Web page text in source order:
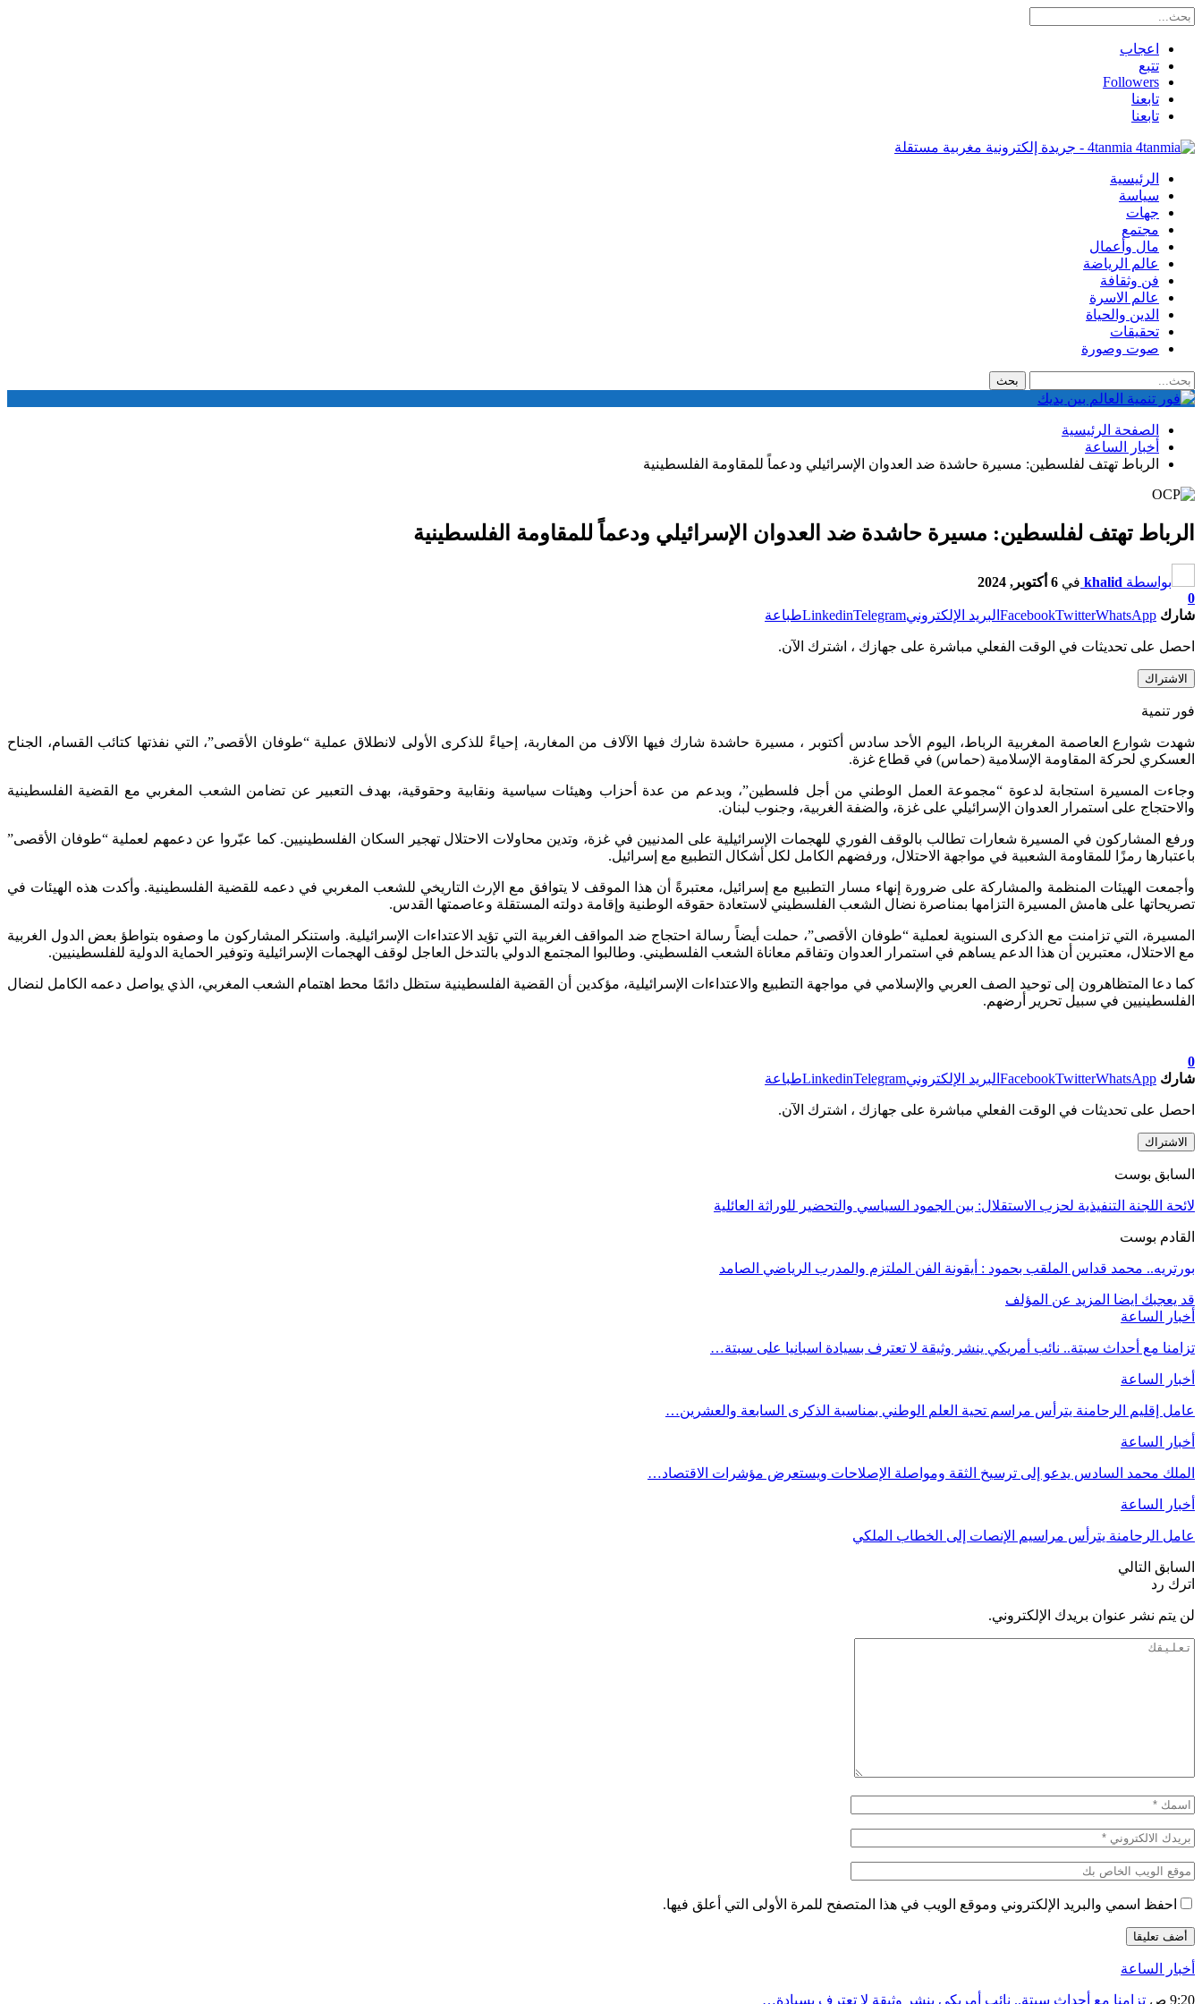
اعجاب
تتبع
Followers
تابعنا
تابعنا
4tanmia - جريدة إلكترونية مغربية مستقلة
الرئيسية
سياسة
جهات
مجتمع
مال وأعمال
عالم الرياضة
فن وثقافة
عالم الاسرة
الدين والحياة
تحقيقات
صوت وصورة
الصفحة الرئيسية
أخبار الساعة
الرباط تهتف لفلسطين: مسيرة حاشدة ضد العدوان الإسرائيلي ودعماً للمقاومة الفلسطينية
الرباط تهتف لفلسطين: مسيرة حاشدة ضد العدوان الإسرائيلي ودعماً للمقاومة الفلسطينية
بواسطة khalid في 6 أكتوبر, 2024
0
شارك
FacebookTwitterWhatsApp البريد الإلكتروني LinkedinTelegram طباعة
احصل على تحديثات في الوقت الفعلي مباشرة على جهازك ، اشترك الآن.
الاشتراك
فور تنمية
شهدت شوارع العاصمة المغربية الرباط، اليوم الأحد سادس أكتوبر ، مسيرة حاشدة شارك فيها الآلاف من المغاربة، إحياءً للذكرى الأولى لانطلاق عملية “طوفان الأقصى”، التي نفذتها كتائب القسام، الجناح
العسكري لحركة المقاومة الإسلامية (حماس) في قطاع غزة.
وجاءت المسيرة استجابة لدعوة “مجموعة العمل الوطني من أجل فلسطين”، وبدعم من عدة أحزاب وهيئات سياسية ونقابية وحقوقية، بهدف التعبير عن تضامن الشعب المغربي مع القضية الفلسطينية
والاحتجاج على استمرار العدوان الإسرائيلي على غزة، والضفة الغربية، وجنوب لبنان.
ورفع المشاركون في المسيرة شعارات تطالب بالوقف الفوري للهجمات الإسرائيلية على المدنيين في غزة، وتدين محاولات الاحتلال تهجير السكان الفلسطينيين. كما عبّروا عن دعمهم لعملية “طوفان الأقصى”
باعتبارها رمزًا للمقاومة الشعبية في مواجهة الاحتلال، ورفضهم الكامل لكل أشكال التطبيع مع إسرائيل.
وأجمعت الهيئات المنظمة والمشاركة على ضرورة إنهاء مسار التطبيع مع إسرائيل، معتبرةً أن هذا الموقف لا يتوافق مع الإرث التاريخي للشعب المغربي في دعمه للقضية الفلسطينية. وأكدت هذه الهيئات في
تصريحاتها على هامش المسيرة التزامها بمناصرة نضال الشعب الفلسطيني لاستعادة حقوقه الوطنية وإقامة دولته المستقلة وعاصمتها القدس.
المسيرة، التي تزامنت مع الذكرى السنوية لعملية “طوفان الأقصى”، حملت أيضاً رسالة احتجاج ضد المواقف الغربية التي تؤيد الاعتداءات الإسرائيلية. واستنكر المشاركون ما وصفوه بتواطؤ بعض الدول الغربية
مع الاحتلال، معتبرين أن هذا الدعم يساهم في استمرار العدوان وتفاقم معاناة الشعب الفلسطيني. وطالبوا المجتمع الدولي بالتدخل العاجل لوقف الهجمات الإسرائيلية وتوفير الحماية الدولية للفلسطينيين.
كما دعا المتظاهرون إلى توحيد الصف العربي والإسلامي في مواجهة التطبيع والاعتداءات الإسرائيلية، مؤكدين أن القضية الفلسطينية ستظل دائمًا محط اهتمام الشعب المغربي، الذي يواصل دعمه الكامل لنضال
الفلسطينيين في سبيل تحرير أرضهم.
0
شارك
FacebookTwitterWhatsApp البريد الإلكتروني LinkedinTelegram طباعة
احصل على تحديثات في الوقت الفعلي مباشرة على جهازك ، اشترك الآن.
الاشتراك
السابق بوست
لائحة اللجنة التنفيذية لحزب الاستقلال: بين الجمود السياسي والتحضير للوراثة العائلية
القادم بوست
بورتريه.. محمد قداس الملقب بحمود : أيقونة الفن الملتزم والمدرب الرياضي الصامد
قد يعجبك ايضا المزيد عن المؤلف
أخبار الساعة
تزامنا مع أحداث سبتة.. نائب أمريكي ينشر وثيقة لا تعترف بسيادة اسبانيا على سبتة…
أخبار الساعة
عامل إقليم الرحامنة يترأس مراسم تحية العلم الوطني بمناسبة الذكرى السابعة والعشرين…
أخبار الساعة
الملك محمد السادس يدعو إلى ترسيخ الثقة ومواصلة الإصلاحات ويستعرض مؤشرات الاقتصاد…
أخبار الساعة
عامل الرحامنة يترأس مراسيم الإنصات إلى الخطاب الملكي
السابق التالي
اترك رد
لن يتم نشر عنوان بريدك الإلكتروني.
احفظ اسمي والبريد الإلكتروني وموقع الويب في هذا المتصفح للمرة الأولى التي أعلق فيها.
أخبار الساعة
9:20 ص تزامنا مع أحداث سبتة.. نائب أمريكي ينشر وثيقة لا تعترف بسيادة…